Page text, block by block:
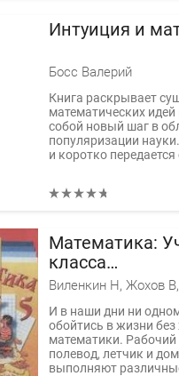
Интуиция и
Босс Валерий
Книга раскрывает
математических
собой новый шаг в
популяризации
и коротко
Математика:
класса
учреждений
И в наши дни ни
обойтись в жизни без
математики.
полевод, летчик и
выполняют